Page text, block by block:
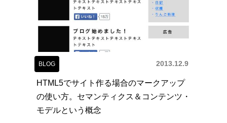
BLOG 2013.12.9
HTML5でサイト作る場合のマークアップ
の使い方。セマンティクス＆コンテンツ・
モデルという概念